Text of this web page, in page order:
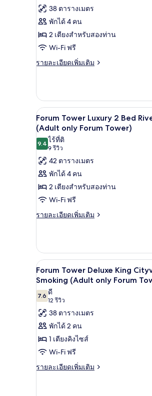
ของ
Forum
Tower
Deluxe
Room
2
Smoking
(Adult
only
Forum
Tower)
รีวิว)
38 ตารางเมตร
พักได้ 4 คน
2 เตียงสำหรับสองท่าน
Wi-Fi ฟรี
รายละเอียดเพิ่มเติม
ราย
เกี่ยว
กับ
Forum
Tower
Deluxe
Room
2
Bed
Non
Smoking
(Adult
only
Tower)
เปิด
ภาพถ่าย
ทั้งหมด
ของ
Forum
Tower
Luxury
Bed
Smoking
(Adult
only
Forum
Tower)
เครื่
4
Forum Tower Luxury 2 Bed
(Adult only Forum Tower)
9.49.4 จาก 10
ไร้ที่ติ
9 รีวิว
(9
รีวิว)
42 ตารางเมตร
พักได้ 4 คน
2 เตียงสำหรับสองท่าน
Wi-Fi ฟรี
รายละเอียดเพิ่มเติม
ราย
เกี่ยว
กับ
Forum
Tower
Luxury
2
Bed
Riverview
Non
Smoking
(Adult
only
Tower)
เปิด
ภาพถ่าย
ทั้งหมด
ของ
Forum
Tower
Deluxe
King
Cityview
เครื่
4
Forum Tower Deluxe King
Smoking (Adult only Forum
7.67.6 จาก 10
ดี
12 รีวิว
(12
รีวิว)
38 ตารางเมตร
พักได้ 2 คน
1 เตียงคิงไซส์
Wi-Fi ฟรี
รายละเอียดเพิ่มเติม
ราย